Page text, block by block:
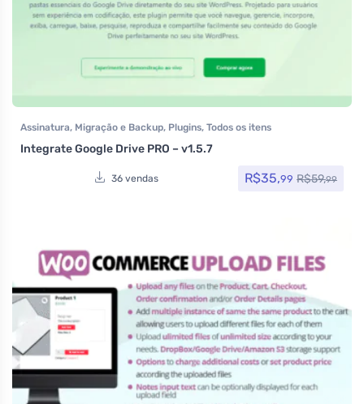
Assinatura, Migração e Backup, Plugins, Todos os itens
Integrate Google Drive PRO – v1.5.7
36 vendas R$35,99 R$59,99